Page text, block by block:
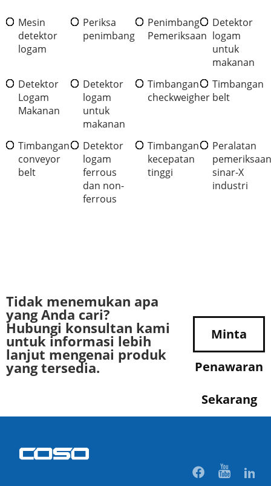
Mesin
detektor
logam
Periksa
penimbang
Penimbang
Pemeriksaan
Detektor
logam
untuk
makanan
Detektor
Logam
Makanan
Detektor
logam
untuk
makanan
Timbangan
checkweigher
Timbangan
belt
Timbangan
conveyor
belt
Detektor
logam
ferrous
dan non-
ferrous
Timbangan
kecepatan
tinggi
Peralatan
pemeriksaan
sinar-X
industri
Tidak menemukan apa
yang Anda cari?
Hubungi konsultan kami
untuk informasi lebih
lanjut mengenai produk
yang tersedia.
Minta
Penawaran
Sekarang